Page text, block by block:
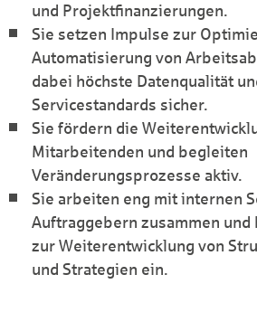
und Projektfinanzierungen.
Sie setzen Impulse zur
Automatisierung von
dabei höchste Datenqualität
Servicestandards sicher.
Sie fördern die
Mitarbeitenden und begleiten
Veränderungsprozesse aktiv.
Sie arbeiten eng mit internen
Auftraggebern zusammen und
zur Weiterentwicklung von
und Strategien ein.